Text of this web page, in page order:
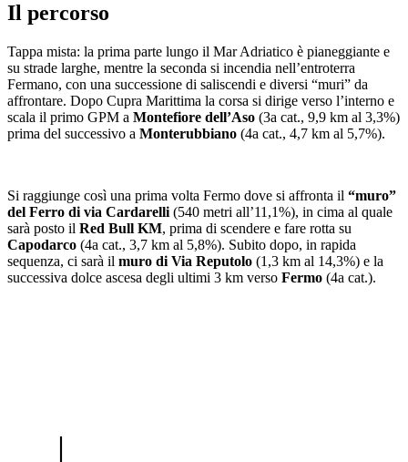
Il percorso
Tappa mista: la prima parte lungo il Mar Adriatico è pianeggiante e
su strade larghe, mentre la seconda si incendia nell’entroterra
Fermano, con una successione di saliscendi e diversi “muri” da
affrontare. Dopo Cupra Marittima la corsa si dirige verso l’interno e
scala il primo GPM a Montefiore dell’Aso (3a cat., 9,9 km al 3,3%)
prima del successivo a Monterubbiano (4a cat., 4,7 km al 5,7%).
Si raggiunge così una prima volta Fermo dove si affronta il “muro”
del Ferro di via Cardarelli (540 metri all’11,1%), in cima al quale
sarà posto il Red Bull KM, prima di scendere e fare rotta su
Capodarco (4a cat., 3,7 km al 5,8%). Subito dopo, in rapida
sequenza, ci sarà il muro di Via Reputolo (1,3 km al 14,3%) e la
successiva dolce ascesa degli ultimi 3 km verso Fermo (4a cat.).